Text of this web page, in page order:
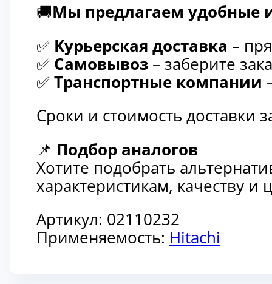
🚚Мы предлагаем удобные
✅ Курьерская доставка –
✅ Самовывоз – заберите
✅ Транспортные компании
Сроки и стоимость доставки
📌 Подбор аналогов
Хотите подобрать
характеристикам, качеству
Артикул: 02110232
Применяемость: Hitachi